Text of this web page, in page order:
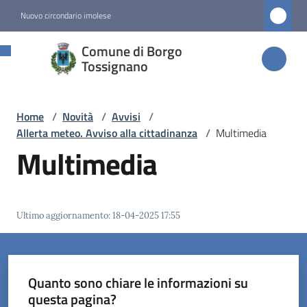
Nuovo circondario imolese
Comune di Borgo
Tossignano
Comune di
Borgo
Servizi
Vivere
Borgo
Home / Novità / Avvisi /
Allerta meteo. Avviso alla cittadinanza / Multimedia
Multimedia
Ultimo aggiornamento:18-04-2025 17:55
Quanto sono chiare le informazioni su
questa pagina?